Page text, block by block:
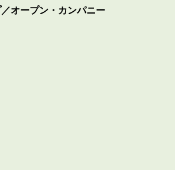
オープン・カンパニー